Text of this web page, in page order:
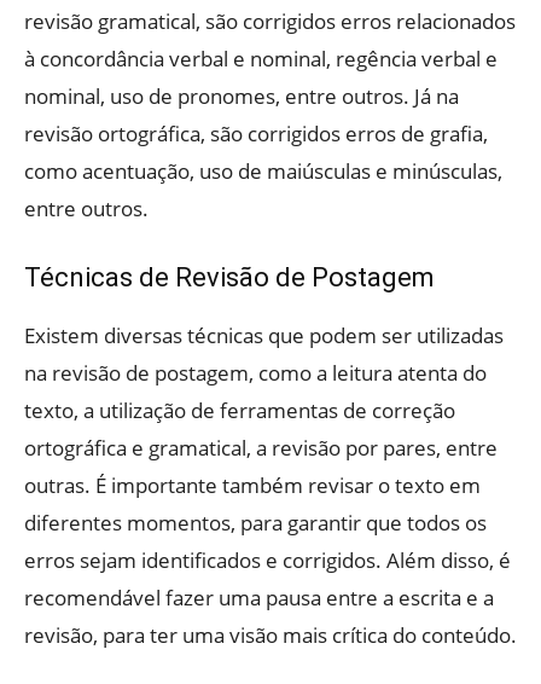
revisão gramatical, são corrigidos erros relacionados
à concordância verbal e nominal, regência verbal e
nominal, uso de pronomes, entre outros. Já na
revisão ortográfica, são corrigidos erros de grafia,
como acentuação, uso de maiúsculas e minúsculas,
entre outros.
Técnicas de Revisão de Postagem
Existem diversas técnicas que podem ser utilizadas
na revisão de postagem, como a leitura atenta do
texto, a utilização de ferramentas de correção
ortográfica e gramatical, a revisão por pares, entre
outras. É importante também revisar o texto em
diferentes momentos, para garantir que todos os
erros sejam identificados e corrigidos. Além disso, é
recomendável fazer uma pausa entre a escrita e a
revisão, para ter uma visão mais crítica do conteúdo.